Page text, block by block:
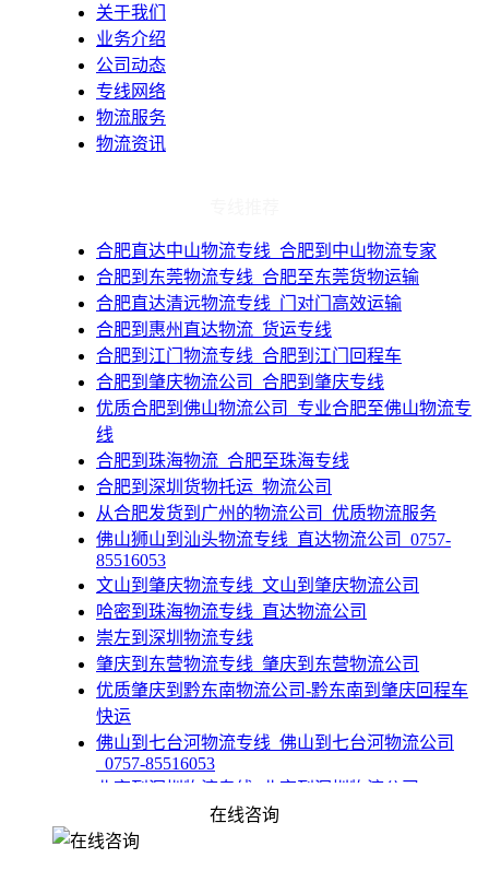
关于我们
业务介绍
公司动态
专线网络
物流服务
物流资讯
​合肥直达中山物流专线_合肥到中山物流专家
​合肥到东莞物流专线_合肥至东莞货物运输
​合肥直达清远物流专线_门对门高效运输
​合肥到惠州直达物流_货运专线
​合肥到江门物流专线_合肥到江门回程车
​合肥到肇庆物流公司_合肥到肇庆专线
​优质合肥到佛山物流公司_专业合肥至佛山物流专
线
​合肥到珠海物流_合肥至珠海专线
​合肥到深圳货物托运_物流公司
​从合肥发货到广州的物流公司_优质物流服务
佛山狮山到汕头物流专线_直达物流公司_0757-
85516053
​文山到肇庆物流专线_文山到肇庆物流公司
​哈密到珠海物流专线_直达物流公司
崇左到深圳物流专线
​肇庆到东营物流专线_肇庆到东营物流公司
​优质肇庆到黔东南物流公司-黔东南到肇庆回程车
快运
佛山到七台河物流专线_佛山到七台河物流公司
_0757-85516053
​北京到深圳物流专线_北京到深圳物流公司
内蒙古到珠海物流专线_直达物流公司
石河子到肇庆物流_石河子到肇庆实惠、诚信物流
在线咨询